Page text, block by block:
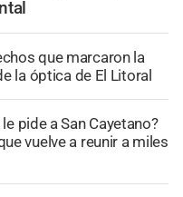
que marcaron la
la óptica de El Litoral
le pide a San Cayetano?
vuelve a reunir a miles